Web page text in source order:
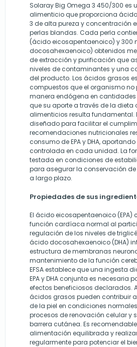
Solaray Big Omega 3 450/300 es
alimenticio que proporciona
3 de alta pureza y concentración
perlas blandas. Cada perla
(ácido eicosapentaenoico) y 300
docosahexaenoico) obtenidos
de extracción y purificación que
niveles de contaminantes y una
del producto. Los ácidos grasos
compuestos que el organismo no
manera endógena en cantidades
que su aporte a través de la dieta
alimenticios resulta fundamental.
diseñado para facilitar el
recomendaciones nutricionales
consumo de EPA y DHA,
controlada en cada unidad. La
testada en condiciones de
para asegurar la conservación
a largo plazo.
Propiedades de sus
El ácido eicosapentaenoico (EPA)
función cardíaca normal al
regulación de los niveles de
ácido docosahexaenoico (DHA)
estructura de membranas
mantenimiento de la función
EFSA establece que una ingesta
EPA y DHA conjunta es necesaria
efectos beneficiosos declarados.
ácidos grasos pueden contribuir
de la piel en condiciones
procesos de renovación celular y
barrera cutánea. Es
alimentación equilibrada y
regularmente para potenciar el